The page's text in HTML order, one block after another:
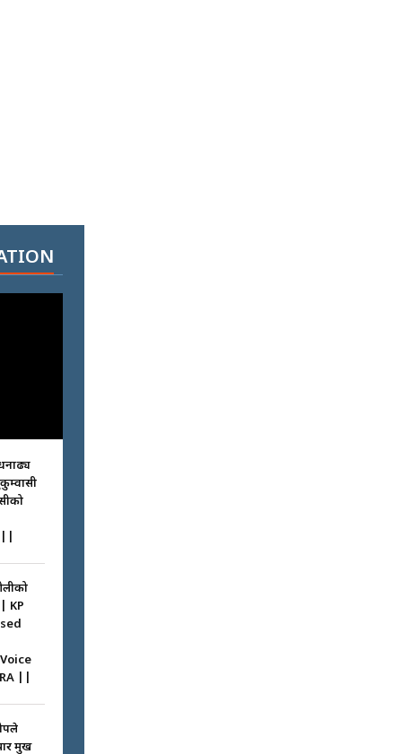
KP
||
प्रमुख